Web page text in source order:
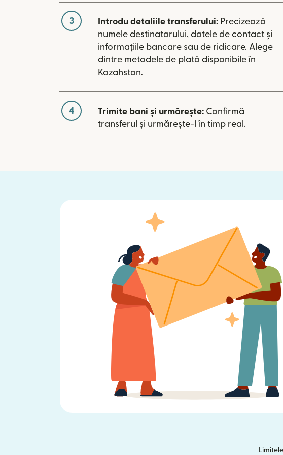
3 Introdu detaliile transferului: Precizează
numele destinatarului, datele de contact și
informațiile bancare sau de ridicare. Alege
dintre metodele de plată disponibile în
Kazahstan.
4 Trimite bani și urmărește: Confirmă
transferul și urmărește-l în timp real.